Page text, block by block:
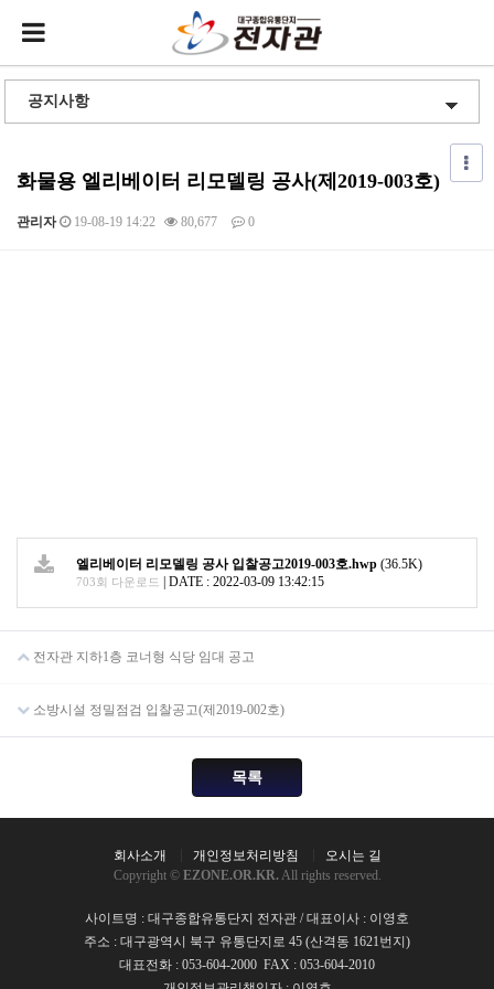
화물용 엘리베이터 리모델링 공사(제2019-003호)
관리자 19-08-19 14:22 80,677 0
엘리베이터 리모델링 공사 입찰공고2019-003호.hwp (36.5K)
703회 다운로드 DATE : 2022-03-09 13:42:15
전자관 지하1층 코너형 식당 임대 공고
소방시설 정밀점검 입찰공고(제2019-002호)
목록
회사소개 개인정보처리방침
오시는 길
Copyright © EZONE.OR.KR. All rights reserved.
사이트명 : 대구종합유통단지 전자관 / 대표이사 : 이영호
주소 : 대구광역시 북구 유통단지로 45 (산격동 1621번지)
대표전화 : 053-604-2000 FAX : 053-604-2010